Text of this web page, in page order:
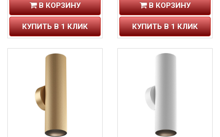
В КОРЗИНУ
КУПИТЬ В 1 КЛИК
В КОРЗИНУ
КУПИТЬ В 1 КЛИК